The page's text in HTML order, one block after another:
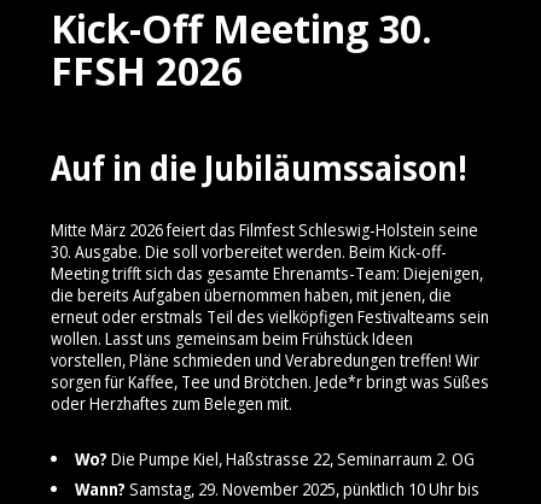
Kick-Off Meeting 30.
FFSH 2026
Auf in die Jubiläumssaison!
Mitte März 2026 feiert das Filmfest Schleswig-Holstein seine
30. Ausgabe. Die soll vorbereitet werden. Beim Kick-off-
Meeting trifft sich das gesamte Ehrenamts-Team: Diejenigen,
die bereits Aufgaben übernommen haben, mit jenen, die
erneut oder erstmals Teil des vielköpfigen Festivalteams sein
wollen. Lasst uns gemeinsam beim Frühstück Ideen
vorstellen, Pläne schmieden und Verabredungen treffen! Wir
sorgen für Kaffee, Tee und Brötchen. Jede*r bringt was Süßes
oder Herzhaftes zum Belegen mit.
Wo? Die Pumpe Kiel, Haßstrasse 22, Seminarraum 2. OG
Wann? Samstag, 29. November 2025, pünktlich 10 Uhr bis